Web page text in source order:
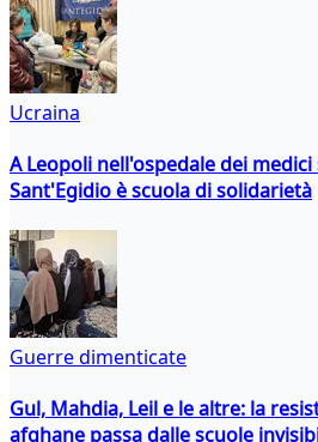
Ucraina
A Leopoli nell'ospedale dei
Sant'Egidio è scuola di solidarietà
Guerre dimenticate
Gul, Mahdia, Leil e le altre: la
afghane passa dalle scuole